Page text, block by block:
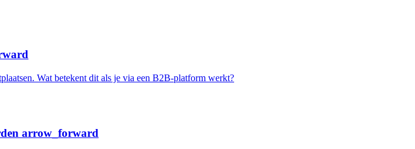
Wat betekent dit als je via een B2B-platform werkt?
arrow_forward